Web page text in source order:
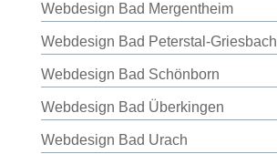
Webdesign Bad Mergentheim
Webdesign Bad Peterstal-Griesbach
Webdesign Bad Schönborn
Webdesign Bad Überkingen
Webdesign Bad Urach